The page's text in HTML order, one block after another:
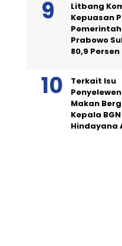
Litbang
Kepuasan
Prabowo
80,9 Persen
Terkait Isu
Makan
Kepala
Hindayana